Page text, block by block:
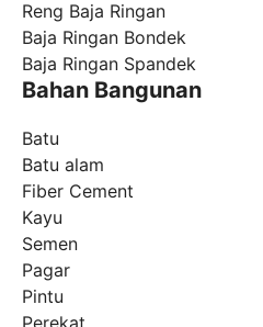
Reng Baja Ringan
Baja Ringan Bondek
Baja Ringan Spandek
Bahan Bangunan
Batu
Batu alam
Fiber Cement
Kayu
Semen
Pagar
Pintu
Perekat